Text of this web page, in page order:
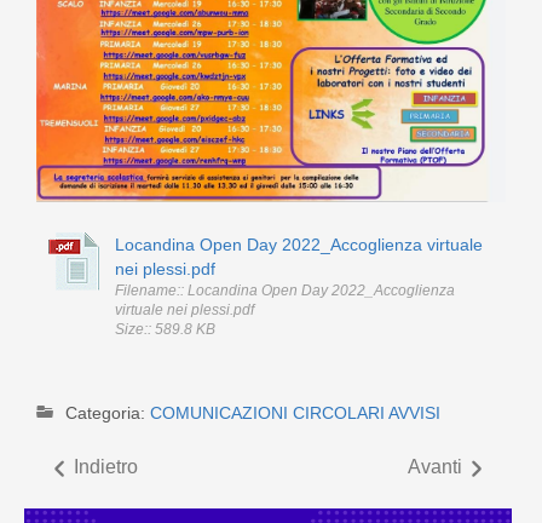
Locandina Open Day 2022_Accoglienza virtuale
nei plessi.pdf
Filename:: Locandina Open Day 2022_Accoglienza
virtuale nei plessi.pdf
Size:: 589.8 KB
Categoria: COMUNICAZIONI CIRCOLARI AVVISI
Indietro Avanti